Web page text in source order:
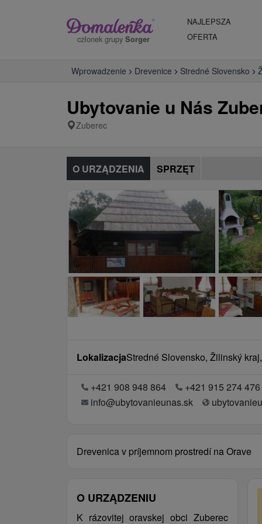
członek grupy Sorger
NAJLEPSZA
OFERTA
Wprowadzenie Drevenice Stredné Slovensko
Ubytovanie u Nás
Zuberec
O URZĄDZENIA SPRZĘT
LokalizacjaStredné Slovensko, Žilinský
+421 908 948 864
+421 915 274 476
info@ubytovanieunas.sk
Drevenica v príjemnom prostredí na Orave
O URZĄDZENIU
K rázovitej oravskej obci Zuberec